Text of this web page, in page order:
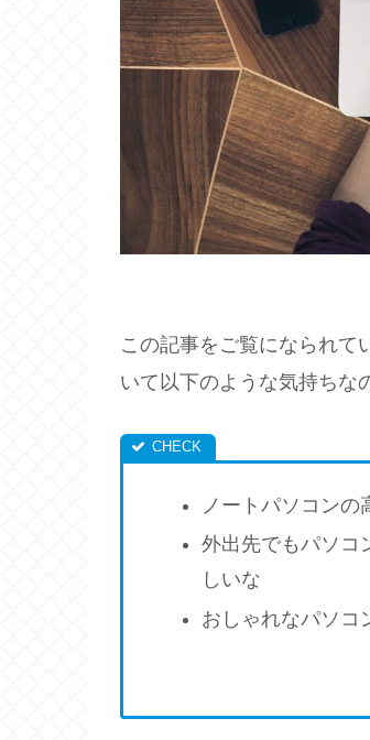
この記事をご覧になられて
いて以下のような気持ちな
ノートパソコン
外出先でもパソコ
しいな
おしゃれなパソコ